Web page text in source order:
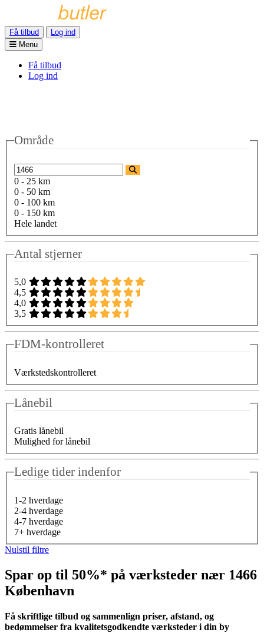
Få tilbud
Log ind
Menu
Få tilbud
Log ind
Område
0 - 25 km
0 - 50 km
0 - 100 km
0 - 150 km
Hele landet
Antal stjerner
5,0
4,5
4,0
3,5
FDM-kontrolleret
Værkstedskontrolleret
Lånebil
Gratis lånebil
Mulighed for lånebil
Ledige tider indenfor
1-2 hverdage
2-4 hverdage
4-7 hverdage
7+ hverdage
Nulstil filtre
Spar op til 50%* på værksteder nær 1466
København
Få skriftlige tilbud og sammenlign priser, afstand, og
bedømmelser fra kvalitetsgodkendte værksteder i din by